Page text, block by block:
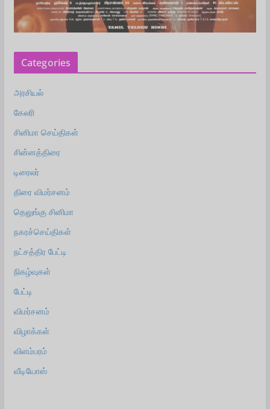
Categories
அரசியல்
கேலரி
சினிமா செய்திகள்
சின்னத்திரை
டிரைலர்
திரை விமர்சனம்
தெலுங்கு சினிமா
நகரச்செய்திகள்
நட்சத்திர பேட்டி
நிகழ்வுகள்
பேட்டி
விமர்சனம்
விழாக்கள்
விளம்பரம்
வீடியோஸ்